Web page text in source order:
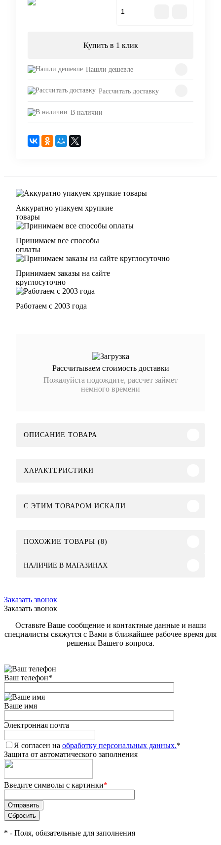
Купить в 1 клик
Нашли дешевле
Рассчитать доставку
В наличии
Аккуратно упакуем хрупкие
товары
Принимаем все способы
оплаты
Принимаем заказы на сайте
круглосуточно
Работаем с 2003 года
Рассчитываем стоимость доставки
Пожалуйста подождите, рассчет займет
немного времени
ОПИСАНИЕ ТОВАРА
ХАРАКТЕРИСТИКИ
C ЭТИМ ТОВАРОМ ИСКАЛИ
ПОХОЖИЕ ТОВАРЫ (8)
НАЛИЧИЕ В МАГАЗИНАХ
Заказать звонок
Заказать звонок
Оставьте Ваше сообщение и контактные данные и наши
специалисты свяжутся с Вами в ближайшее рабочее время для
решения Вашего вопроса.
Ваш телефон*
Ваше имя
Электронная почта
Я согласен на обработку персональных данных.*
Защита от автоматического заполнения
Введите символы с картинки*
* - Поля, обязательные для заполнения